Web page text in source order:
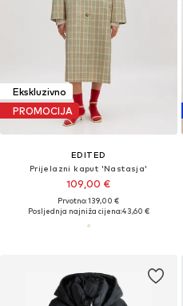
Ekskluzivno
PROMOCIJA
EDITED
Prijelazni kaput 'Nastasja'
109,00 €
Prvotno: 139,00 €
Posljednja najniža cijena:43,60 €